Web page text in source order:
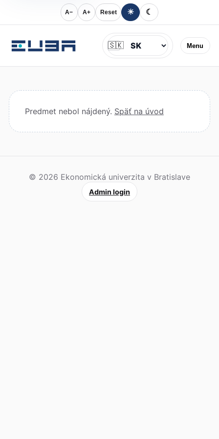
A− A+ Reset ☀ ☾
Menu
Jazyk
🇸🇰
Predmet nebol nájdený. Späť na úvod
© 2026 Ekonomická univerzita v Bratislave
Admin login